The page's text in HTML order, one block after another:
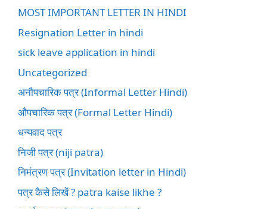
MOST IMPORTANT LETTER IN HINDI
Resignation Letter in hindi
sick leave application in hindi
Uncategorized
अनौपचारिक पत्र (Informal Letter Hindi)
औपचारिक पत्र (Formal Letter Hindi)
धन्यवाद पत्र
निजी पत्र (niji patra)
निमंत्रण पत्र (Invitation letter in Hindi)
पत्र कैसे लिखें ? patra kaise likhe ?